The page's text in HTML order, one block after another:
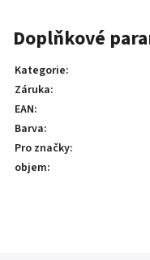
Doplňkové
Kategorie:
Záruka:
EAN:
Barva:
Pro značky:
objem: